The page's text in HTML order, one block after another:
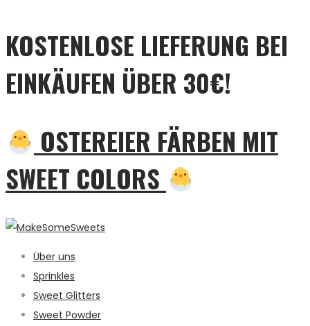
KOSTENLOSE LIEFERUNG BEI
EINKÄUFEN ÜBER 30€!
OSTEREIER FÄRBEN MIT
SWEET COLORS
Über uns
Sprinkles
Sweet Glitters
Sweet Powder